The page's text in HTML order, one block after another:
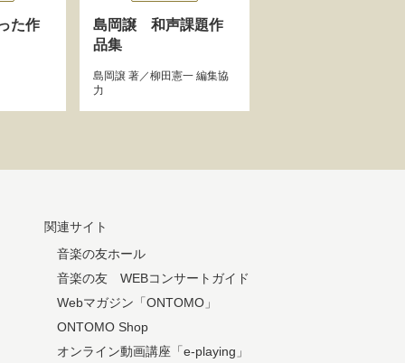
た作
島岡譲 和声課題作
品集
島岡譲 著／柳田憲一 編集協
力
関連サイト
音楽の友ホール
音楽の友 WEBコンサートガイド
Webマガジン「ONTOMO」
ONTOMO Shop
オンライン動画講座「e-playing」